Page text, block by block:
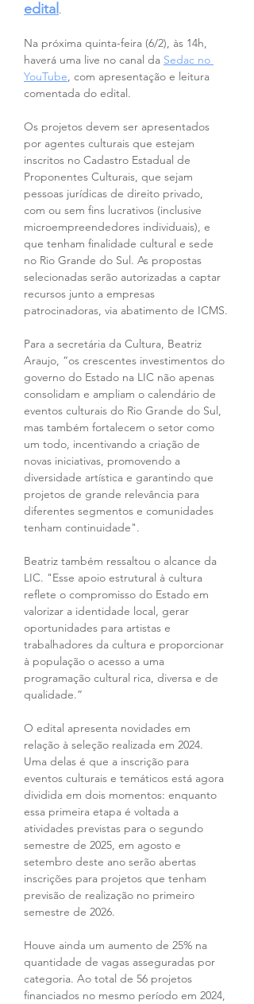
edital .
Na próxima quinta-feira (6/2), às 14h,
haverá uma live no canal da Sedac no
YouTube, com apresentação e leitura
comentada do edital.
Os projetos devem ser apresentados
por agentes culturais que estejam
inscritos no Cadastro Estadual de
Proponentes Culturais, que sejam
pessoas jurídicas de direito privado,
com ou sem fins lucrativos (inclusive
microempreendedores individuais), e
que tenham finalidade cultural e sede
no Rio Grande do Sul. As propostas
selecionadas serão autorizadas a captar
recursos junto a empresas
patrocinadoras, via abatimento de ICMS.
Para a secretária da Cultura, Beatriz
Araujo, “os crescentes investimentos do
governo do Estado na LIC não apenas
consolidam e ampliam o calendário de
eventos culturais do Rio Grande do Sul,
mas também fortalecem o setor como
um todo, incentivando a criação de
novas iniciativas, promovendo a
diversidade artística e garantindo que
projetos de grande relevância para
diferentes segmentos e comunidades
tenham continuidade".
Beatriz também ressaltou o alcance da
LIC. "Esse apoio estrutural à cultura
reflete o compromisso do Estado em
valorizar a identidade local, gerar
oportunidades para artistas e
trabalhadores da cultura e proporcionar
à população o acesso a uma
programação cultural rica, diversa e de
qualidade.”
O edital apresenta novidades em
relação à seleção realizada em 2024.
Uma delas é que a inscrição para
eventos culturais e temáticos está agora
dividida em dois momentos: enquanto
essa primeira etapa é voltada a
atividades previstas para o segundo
semestre de 2025, em agosto e
setembro deste ano serão abertas
inscrições para projetos que tenham
previsão de realização no primeiro
semestre de 2026.
Houve ainda um aumento de 25% na
quantidade de vagas asseguradas por
categoria. Ao total de 56 projetos
financiados no mesmo período em 2024,